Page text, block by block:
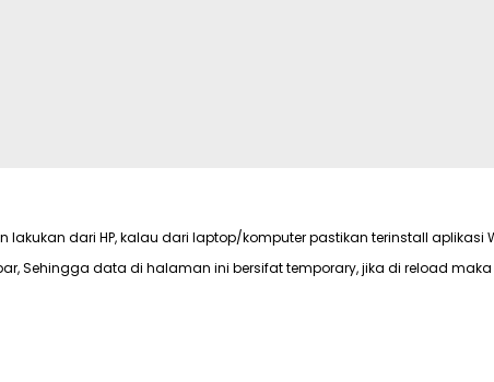
lakukan dari HP, kalau dari laptop/komputer pastikan terinstall aplikasi
Sehingga data di halaman ini bersifat temporary, jika di reload